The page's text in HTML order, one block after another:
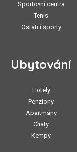
Sportovní centra
Tenis
Ostatní sporty
Ubytování
Hotely
Penziony
Apartmány
Chaty
Kempy